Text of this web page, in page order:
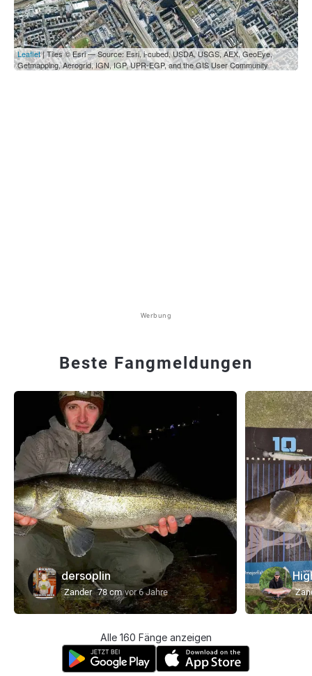
Leaflet| Tiles © Esri — Source: Esri, i-cubed, USDA, USGS, AEX, GeoEye,
Getmapping, Aerogrid, IGN, IGP, UPR-EGP, and the GIS User Community
Werbung
Beste Fangmeldungen
dersoplin
Zander 78 cm vor 6 Jahre
Alle 160 Fänge anzeigen